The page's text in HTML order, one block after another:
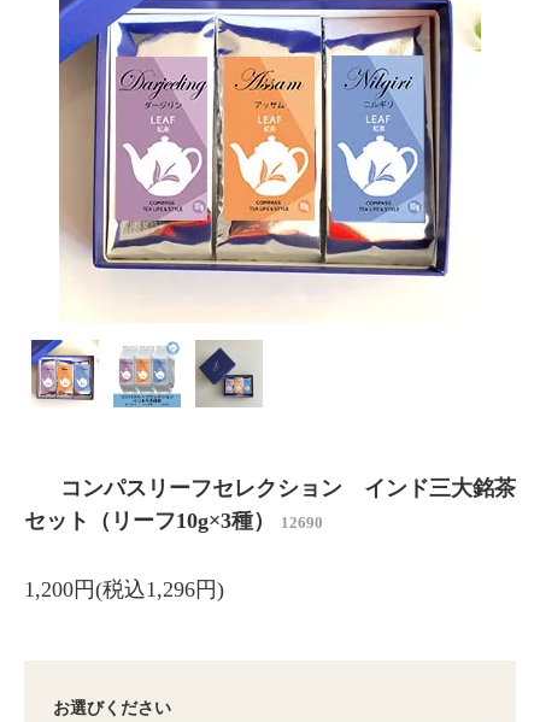
コンパスリーフセレクション インド三大銘茶
セット（リーフ10g×3種）
12690
1,200円(税込1,296円)
お選びください